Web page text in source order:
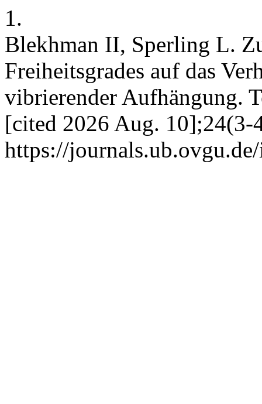
1.
Blekhman II, Sperling L.
Freiheitsgrades auf das
vibrierender Aufhängung.
[cited 2026 Aug.
https://